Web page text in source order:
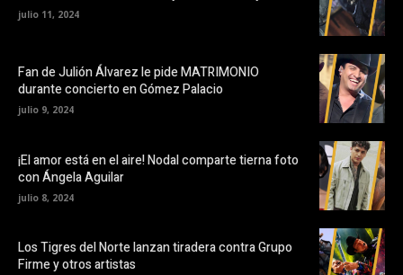
julio 11, 2024
Fan de Julión Álvarez le pide MATRIMONIO
durante concierto en Gómez Palacio
julio 9, 2024
¡El amor está en el aire! Nodal comparte tierna foto
con Ángela Aguilar
julio 8, 2024
Los Tigres del Norte lanzan tiradera contra Grupo
Firme y otros artistas